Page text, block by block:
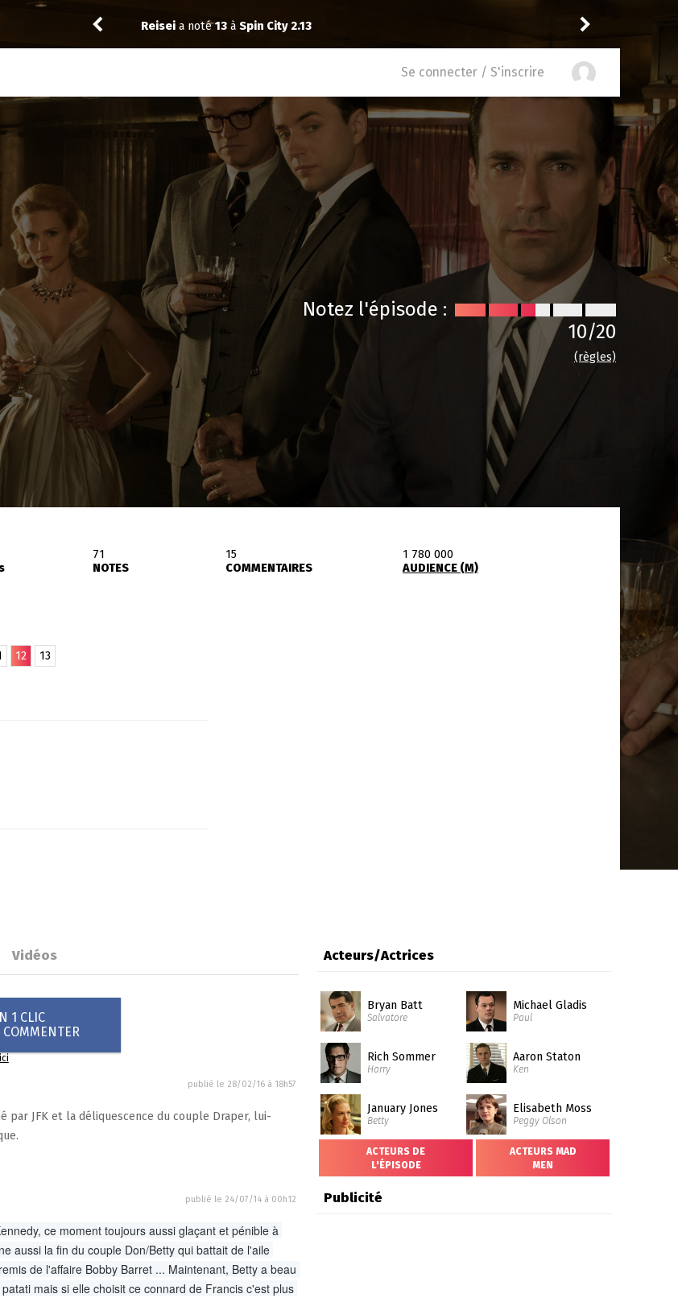
Myotome recommande
recommande
Se connecter / S'inscrire
Notez l'épisode :
10/20
(règles)
71
NOTES
15
COMMENTAIRES
1 780 000
AUDIENCE (M)
12 13
Vidéos
1 CLIC
COMMENTER
publié le 28/02/16 à 18h57
par JFK et la déliquescence du couple Draper, lui-
publié le 24/07/14 à 00h12
ce moment toujours aussi glaçant et pénible à
aussi la fin du couple Don/Betty qui battait de l'aile
de l'affaire Bobby Barret ... Maintenant, Betty a beau
mais si elle choisit ce connard de Francis c'est plus
Acteurs/Actrices
Bryan Batt
Salvatore
Michael Gladis
Paul
Rich Sommer
Harry
Aaron Staton
Ken
January Jones
Betty
Elisabeth Moss
Peggy Olson
ACTEURS DE
L'ÉPISODE
ACTEURS MAD
MEN
Publicité